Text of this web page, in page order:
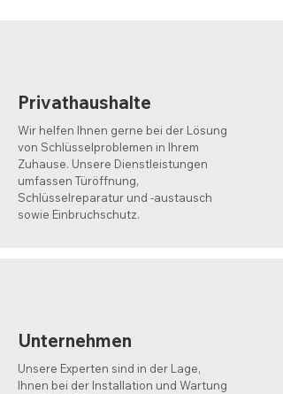
Privathaushalte
Wir helfen Ihnen gerne bei der Lösung
von Schlüsselproblemen in Ihrem
Zuhause. Unsere Dienstleistungen
umfassen Türöffnung,
Schlüsselreparatur und -austausch
sowie Einbruchschutz.
Unternehmen
Unsere Experten sind in der Lage,
Ihnen bei der Installation und Wartung